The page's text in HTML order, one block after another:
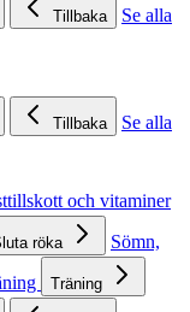
Tillbaka
Se alla
Tillbaka
Se alla
och vitaminer
röka
Sömn,
Träning